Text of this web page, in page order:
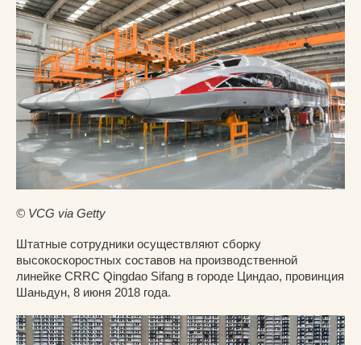
© VCG via Getty
Штатные сотрудники осуществляют сборку
высокоскоростных составов на производственной
линейке CRRC Qingdao Sifang в городе Циндао, провинция
Шаньдун, 8 июня 2018 года.